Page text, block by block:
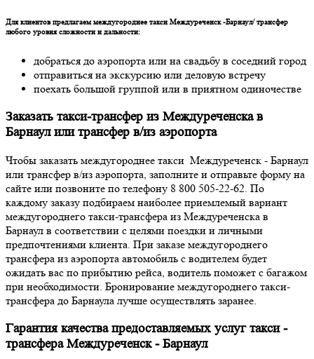
Для клиентов предлагаем междугороднее такси Междуреченск -Барнаул/ трансфер
любого уровня сложности и дальности:
добраться до аэропорта или на свадьбу в соседний город
отправиться на экскурсию или деловую встречу
поехать большой группой или в приятном одиночестве
Заказать такси-трансфер из Междуреченска в
Барнаул или трансфер в/из аэропорта
Чтобы заказать междугороднее такси Междуреченск - Барнаул
или трансфер в/из аэропорта, заполните и отправьте форму на
сайте или позвоните по телефону 8 800 505-22-62. По
каждому заказу подбираем наиболее приемлемый вариант
междугороднего такси-трансфера из Междуреченска в
Барнаул в соответствии с целями поездки и личными
предпочтениями клиента. При заказе междугороднего
трансфера из аэропорта автомобиль с водителем будет
ожидать вас по прибытию рейса, водитель поможет с багажом
при необходимости. Бронирование междугороднего такси-
трансфера до Барнаула лучше осуществлять заранее.
Гарантия качества предоставляемых услуг такси -
трансфера Междуреченск - Барнаул